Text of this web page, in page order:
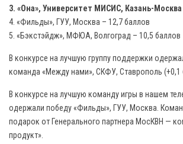
3. «Она», Университет МИСИС, Казань-Москва
4. «Фильды», ГУУ, Москва – 12,7 баллов
5. «Бэкстэйдж», МФЮА, Волгоград – 10,5 баллов
В конкурсе на лучшую группу поддержки
команда «Между нами», СКФУ, Ставрополь (+0,1
В конкурсе на лучшую команду игры в нашем
одержали победу «Фильды», ГУУ, Москва.
подарок от Генерального партнера МосКВН —
продукт».